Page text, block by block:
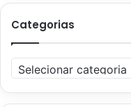
Categorias
Categorias